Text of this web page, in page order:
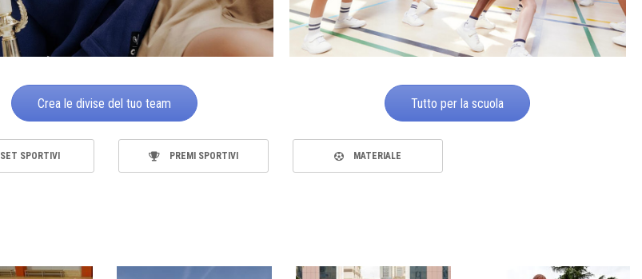
Crea le divise del tuo team Tutto per la scuola
SET SPORTIVI PREMI SPORTIVI MATERIALE